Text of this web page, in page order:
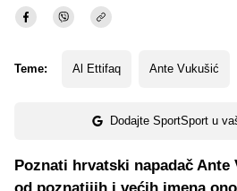
Teme: Al Ettifaq Ante Vukušić
Dodajte SportSport u
Poznati hrvatski napadač
od poznatijih i većih imena